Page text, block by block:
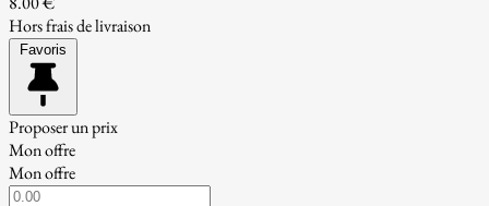
Hors frais de livraison
Favoris
Proposer un prix
Mon offre
Mon offre